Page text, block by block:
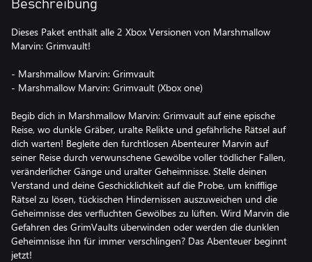
Beschreibung
Dieses Paket enthält alle 2 Xbox Versionen von Marshmallow
Marvin: Grimvault!
- Marshmallow Marvin: Grimvault
- Marshmallow Marvin: Grimvault (Xbox one)
Begib dich in Marshmallow Marvin: Grimvault auf eine epische
Reise, wo dunkle Gräber, uralte Relikte und gefährliche Rätsel auf
dich warten! Begleite den furchtlosen Abenteurer Marvin auf
seiner Reise durch verwunschene Gewölbe voller tödlicher Fallen,
veränderlicher Gänge und uralter Geheimnisse. Stelle deinen
Verstand und deine Geschicklichkeit auf die Probe, um knifflige
Rätsel zu lösen, tückischen Hindernissen auszuweichen und die
Geheimnisse des verfluchten Gewölbes zu lüften. Wird Marvin die
Gefahren des GrimVaults überwinden oder werden die dunklen
Geheimnisse ihn für immer verschlingen? Das Abenteuer beginnt
jetzt!